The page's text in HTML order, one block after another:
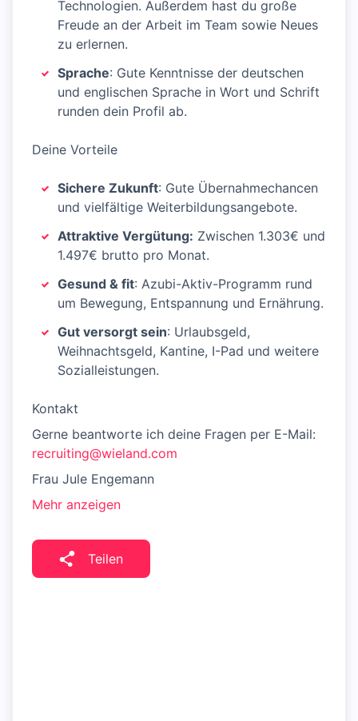
Technologien. Außerdem hast du große
Freude an der Arbeit im Team sowie Neues
zu erlernen.
Sprache: Gute Kenntnisse der deutschen
und englischen Sprache in Wort und Schrift
runden dein Profil ab.
Deine Vorteile
Sichere Zukunft: Gute Übernahmechancen
und vielfältige Weiterbildungsangebote.
Attraktive Vergütung: Zwischen 1.303€ und
1.497€ brutto pro Monat.
Gesund & fit: Azubi-Aktiv-Programm rund
um Bewegung, Entspannung und Ernährung.
Gut versorgt sein: Urlaubsgeld,
Weihnachtsgeld, Kantine, I-Pad und weitere
Sozialleistungen.
Kontakt
Gerne beantworte ich deine Fragen per E-Mail:
recruiting@wieland.com
Frau Jule Engemann
Mehr anzeigen
Teilen